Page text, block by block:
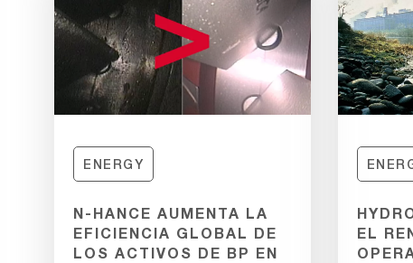
After
N-
Installation
ENERGY
N-HANCE AUMENTA LA
EFICIENCIA GLOBAL DE
LOS ACTIVOS DE BP EN
EL